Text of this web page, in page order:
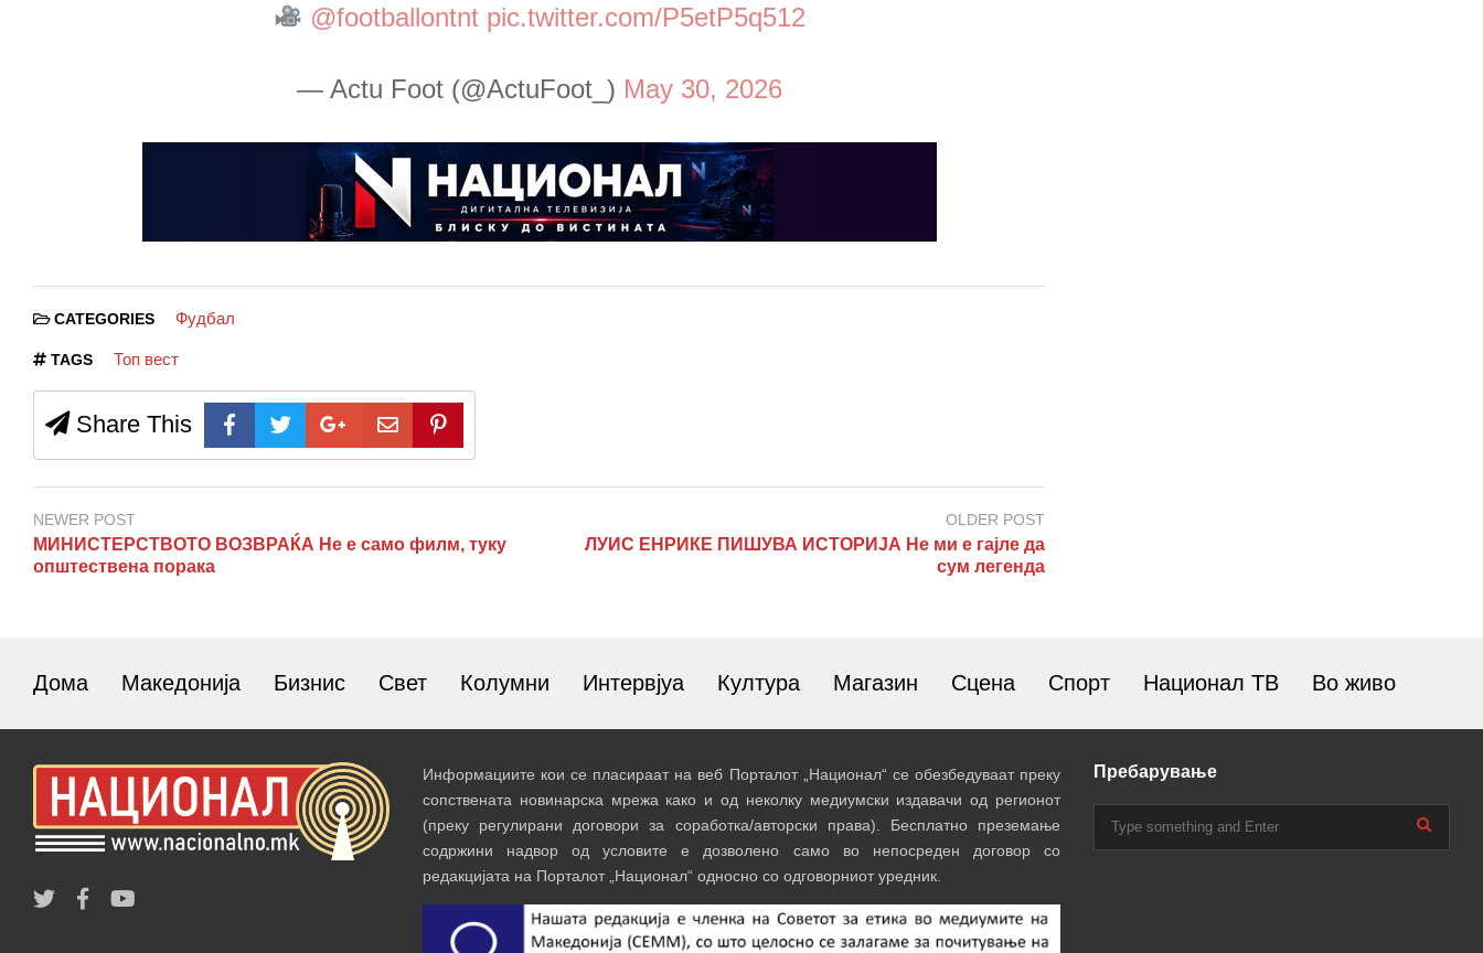
@footballontnt pic.twitter.com/P5etP5q512
— Actu Foot (@ActuFoot_) May 30, 2026
CATEGORIES Фудбал
TAGS Топ вест
Share This
NEWER POST
МИНИСТЕРСТВОТО ВОЗВРАЌА Не е само филм, туку
општествена порака
OLDER POST
ЛУИС ЕНРИКЕ ПИШУВА ИСТОРИЈА Не ми е гајле да
сум легенда
Дома Македонија Бизнис Свет Колумни Интервјуа Култура Магазин Сцена Спорт Национал ТВ Во живо
Информациите кои се пласираат на веб Порталот „Национал“ се обезбедуваат преку
сопствената новинарска мрежа како и од неколку медиумски издавачи од регионот
(преку регулирани договори за соработка/авторски права). Бесплатно преземање
содржини надвор од условите е дозволено само во непосреден договор со
редакцијата на Порталот „Национал“ односно со одговорниот уредник.
Пребарување